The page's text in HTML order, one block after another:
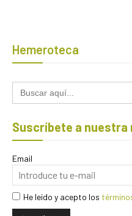
Hemeroteca
Buscar:
Suscríbete a
Email
He leído y acepto los